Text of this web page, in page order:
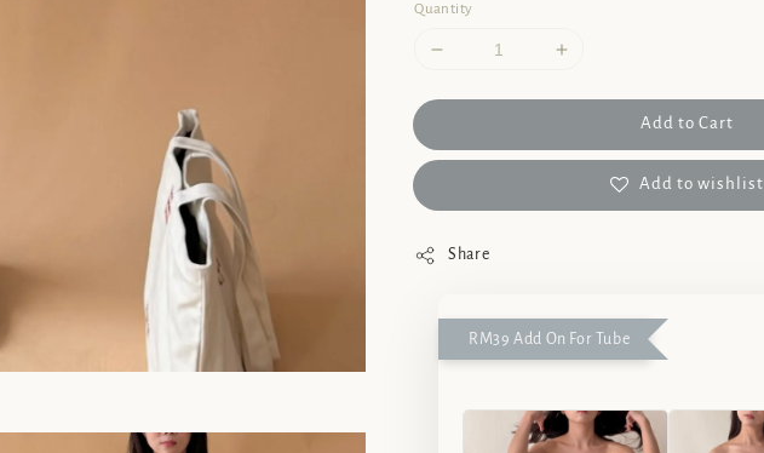
Quantity
Add to Cart
Add to wishlist
Share
RM39 Add On For Tube